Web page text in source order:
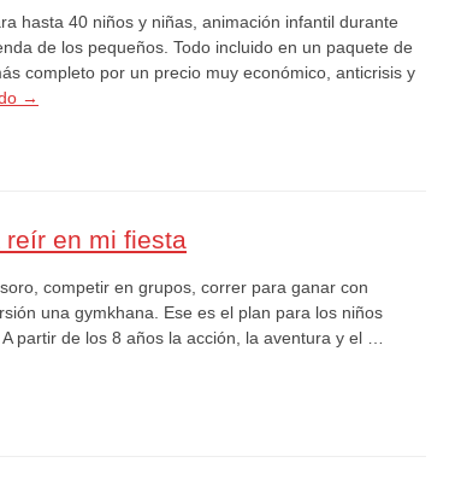
hasta 40 niños y niñas, animación infantil durante
de los pequeños. Todo incluido en un paquete de
completo por un precio muy económico, anticrisis y
→
en mi fiesta
competir en grupos, correr para ganar con
una gymkhana. Ese es el plan para los niños
partir de los 8 años la acción, la aventura y el …